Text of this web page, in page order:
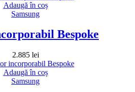
Adaugă în coș
Samsung
Bespoke
2.885 lei
Adaugă în coș
Samsung